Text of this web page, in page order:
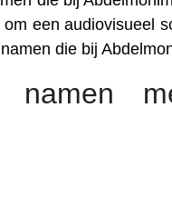
een audiovisueel
die bij
namen